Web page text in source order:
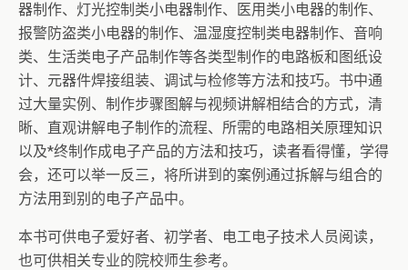
器制作、灯光控制类小电器制作、医用类小电器的制作、
报警防盗类小电器的制作、温湿度控制类电器制作、音响
类、生活类电子产品制作等各类型制作的电路板和图纸设
计、元器件焊接组装、调试与检修等方法和技巧。书中通
过大量实例、制作步骤图解与视频讲解相结合的方式，清
晰、直观讲解电子制作的流程、所需的电路相关原理知识
以及*终制作成电子产品的方法和技巧，读者看得懂，学得
会，还可以举一反三，将所讲到的案例通过拆解与组合的
方法用到别的电子产品中。
本书可供电子爱好者、初学者、电工电子技术人员阅读，
也可供相关专业的院校师生参考。